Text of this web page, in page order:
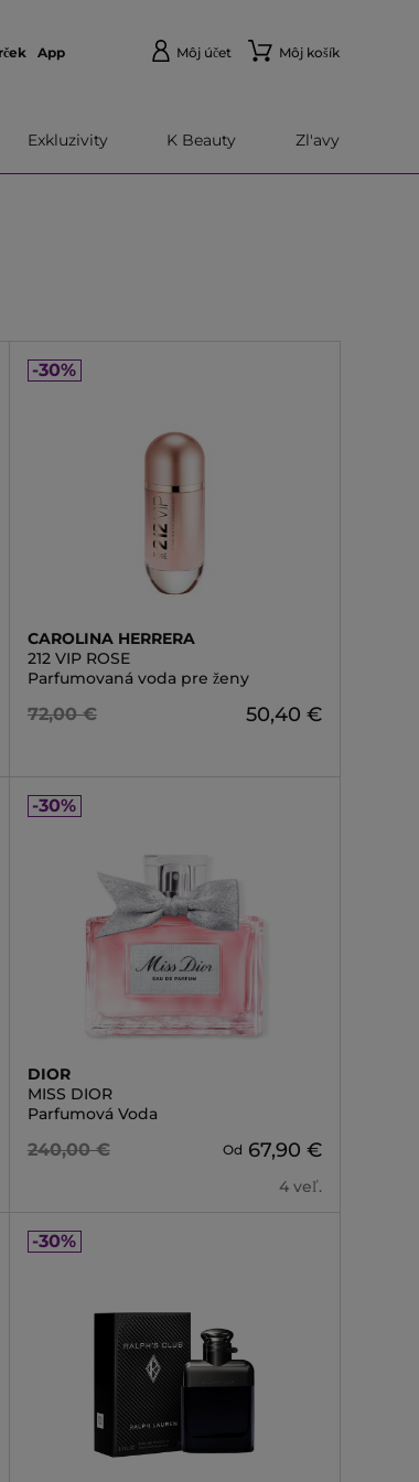
App Môj účet Môj košík
Exkluzivity K Beauty Zl'avy
-30%
CAROLINA HERRERA
212 VIP ROSE
Parfumovaná voda pre ženy
72,00 € 50,40 €
-30%
DIOR
MISS DIOR
Parfumová Voda
240,00 € Od 67,90 €
4 veľ.
-30%